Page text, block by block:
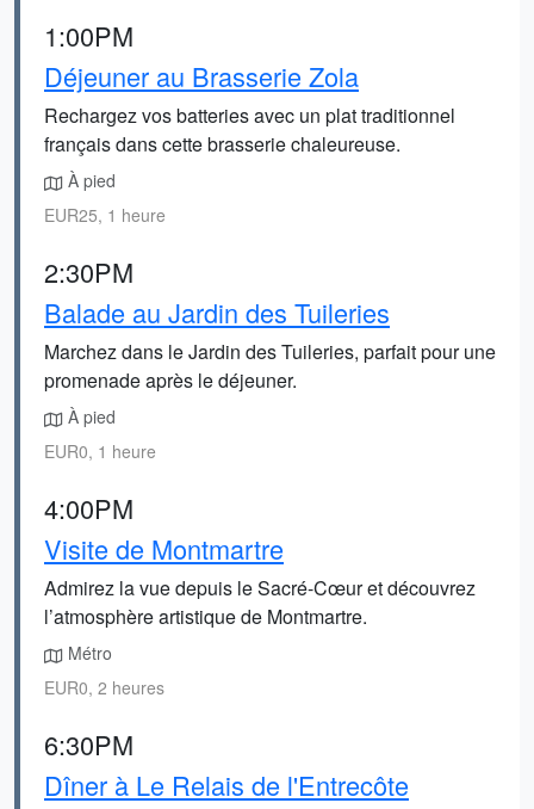
1:00PM
Déjeuner au Brasserie Zola
Rechargez vos batteries avec un plat traditionnel
français dans cette brasserie chaleureuse.
À pied
EUR25, 1 heure
2:30PM
Balade au Jardin des Tuileries
Marchez dans le Jardin des Tuileries, parfait pour une
promenade après le déjeuner.
À pied
EUR0, 1 heure
4:00PM
Visite de Montmartre
Admirez la vue depuis le Sacré-Cœur et découvrez
l’atmosphère artistique de Montmartre.
Métro
EUR0, 2 heures
6:30PM
Dîner à Le Relais de l'Entrecôte